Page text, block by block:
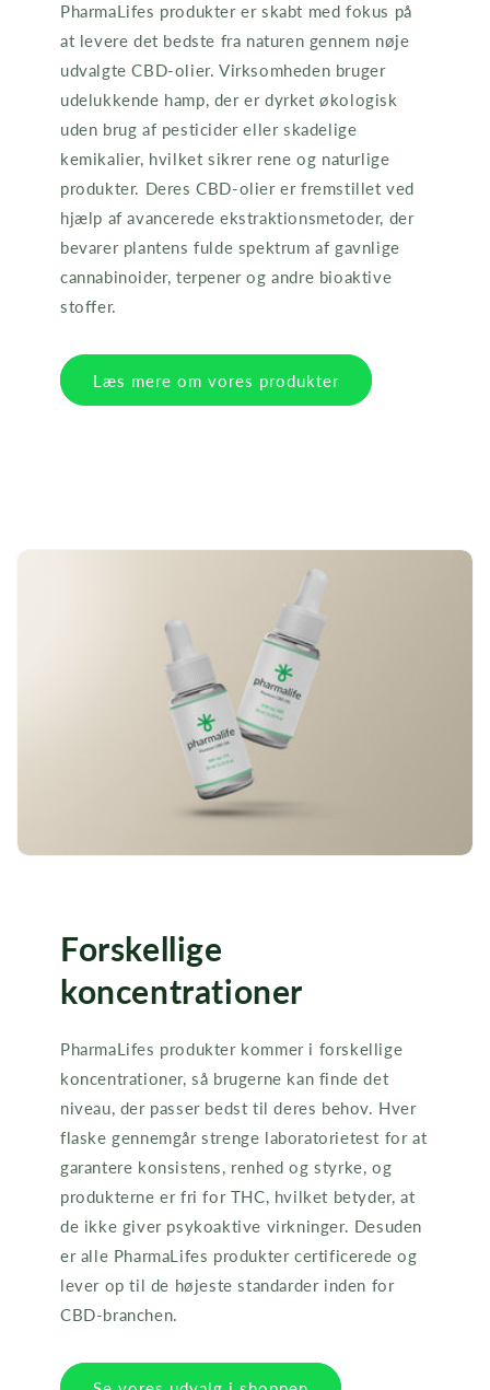
PharmaLifes produkter er skabt med fokus på
at levere det bedste fra naturen gennem nøje
udvalgte CBD-olier. Virksomheden bruger
udelukkende hamp, der er dyrket økologisk
uden brug af pesticider eller skadelige
kemikalier, hvilket sikrer rene og naturlige
produkter. Deres CBD-olier er fremstillet ved
hjælp af avancerede ekstraktionsmetoder, der
bevarer plantens fulde spektrum af gavnlige
cannabinoider, terpener og andre bioaktive
stoffer.
Læs mere om vores produkter
Forskellige
koncentrationer
PharmaLifes produkter kommer i forskellige
koncentrationer, så brugerne kan finde det
niveau, der passer bedst til deres behov. Hver
flaske gennemgår strenge laboratorietest for at
garantere konsistens, renhed og styrke, og
produkterne er fri for THC, hvilket betyder, at
de ikke giver psykoaktive virkninger. Desuden
er alle PharmaLifes produkter certificerede og
lever op til de højeste standarder inden for
CBD-branchen.